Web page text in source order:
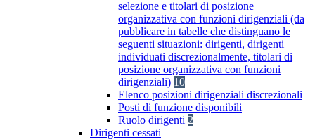
selezione e titolari di posizione
organizzativa con funzioni dirigenziali (da
pubblicare in tabelle che distinguano le
seguenti situazioni: dirigenti, dirigenti
individuati discrezionalmente, titolari di
posizione organizzativa con funzioni
dirigenziali) 10
Elenco posizioni dirigenziali discrezionali
Posti di funzione disponibili
Ruolo dirigenti 2
Dirigenti cessati